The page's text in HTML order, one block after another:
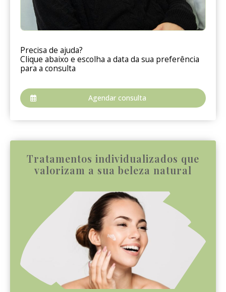
Precisa de ajuda?
Clique abaixo e escolha a data da sua preferência
para a consulta
Agendar consulta
Tratamentos individualizados que
valorizam a sua beleza natural